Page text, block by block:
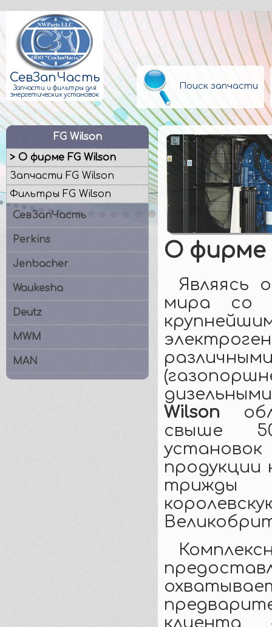
СевЗапЧасть
Запчасти и фильтры для
энергетических установок
Поиск запчасти
FG Wilson
> О фирме FG Wilson
Запчасти FG Wilson
Фильтры FG Wilson
СевЗапЧасть
Perkins
Jenbacher
Waukesha
Deutz
MWM
MAN
О фирме
Являясь
мира со
Wilson
свыше
продукции
трижды
клиента